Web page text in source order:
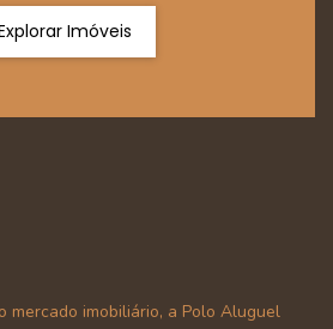
Imóveis
mercado imobiliário, a Polo Aluguel